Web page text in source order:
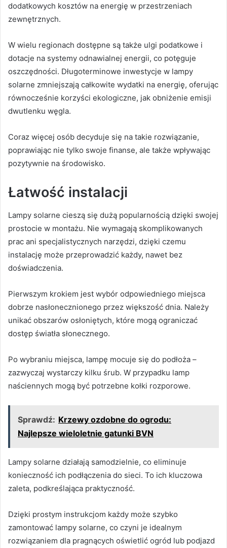
dodatkowych kosztów na energię w przestrzeniach
zewnętrznych.
W wielu regionach dostępne są także ulgi podatkowe i
dotacje na systemy odnawialnej energii, co potęguje
oszczędności. Długoterminowe inwestycje w lampy
solarne zmniejszają całkowite wydatki na energię, oferując
równocześnie korzyści ekologiczne, jak obniżenie emisji
dwutlenku węgla.
Coraz więcej osób decyduje się na takie rozwiązanie,
poprawiając nie tylko swoje finanse, ale także wpływając
pozytywnie na środowisko.
Łatwość instalacji
Lampy solarne cieszą się dużą popularnością dzięki swojej
prostocie w montażu. Nie wymagają skomplikowanych
prac ani specjalistycznych narzędzi, dzięki czemu
instalację może przeprowadzić każdy, nawet bez
doświadczenia.
Pierwszym krokiem jest wybór odpowiedniego miejsca
dobrze nasłonecznionego przez większość dnia. Należy
unikać obszarów osłoniętych, które mogą ograniczać
dostęp światła słonecznego.
Po wybraniu miejsca, lampę mocuje się do podłoża –
zazwyczaj wystarczy kilku śrub. W przypadku lamp
naściennych mogą być potrzebne kołki rozporowe.
Sprawdź: Krzewy ozdobne do ogrodu:
Najlepsze wieloletnie gatunki BVN
Lampy solarne działają samodzielnie, co eliminuje
konieczność ich podłączenia do sieci. To ich kluczowa
zaleta, podkreślająca praktyczność.
Dzięki prostym instrukcjom każdy może szybko
zamontować lampy solarne, co czyni je idealnym
rozwiązaniem dla pragnących oświetlić ogród lub podjazd